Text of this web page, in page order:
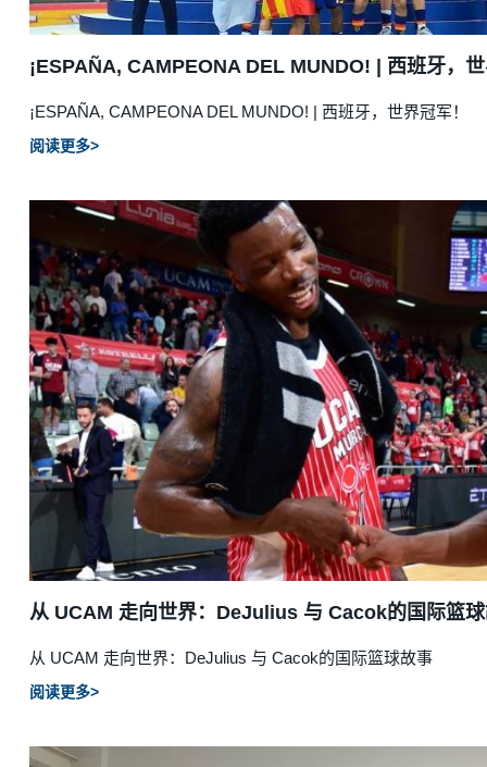
¡ESPAÑA, CAMPEONA DEL MUNDO! | 西班牙，
¡ESPAÑA, CAMPEONA DEL MUNDO! | 西班牙，世界冠军！
阅读更多>
从 UCAM 走向世界：DeJulius 与 Cacok的国际篮
从 UCAM 走向世界：DeJulius 与 Cacok的国际篮球故事
阅读更多>